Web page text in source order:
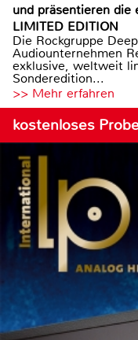
und präsentieren die
LIMITED EDITION
Die Rockgruppe
Audiounternehmen
exklusive, weltweit
Sonderedition...
>> Mehr erfahren
kostenloses